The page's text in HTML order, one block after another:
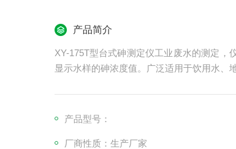
产品简介
XY-175T型台式砷测定仪工业废水的测定
显示水样的砷浓度值。广泛适用于饮用水、
产品型号：
厂商性质：生产厂家